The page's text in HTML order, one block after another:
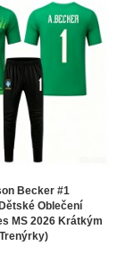
Becker #1
Oblečení
MS 2026 Krátkým